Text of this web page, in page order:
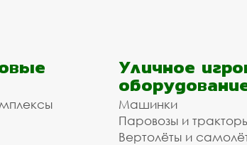
Уличное
Машинки
Паровозы и
Вертолёты и